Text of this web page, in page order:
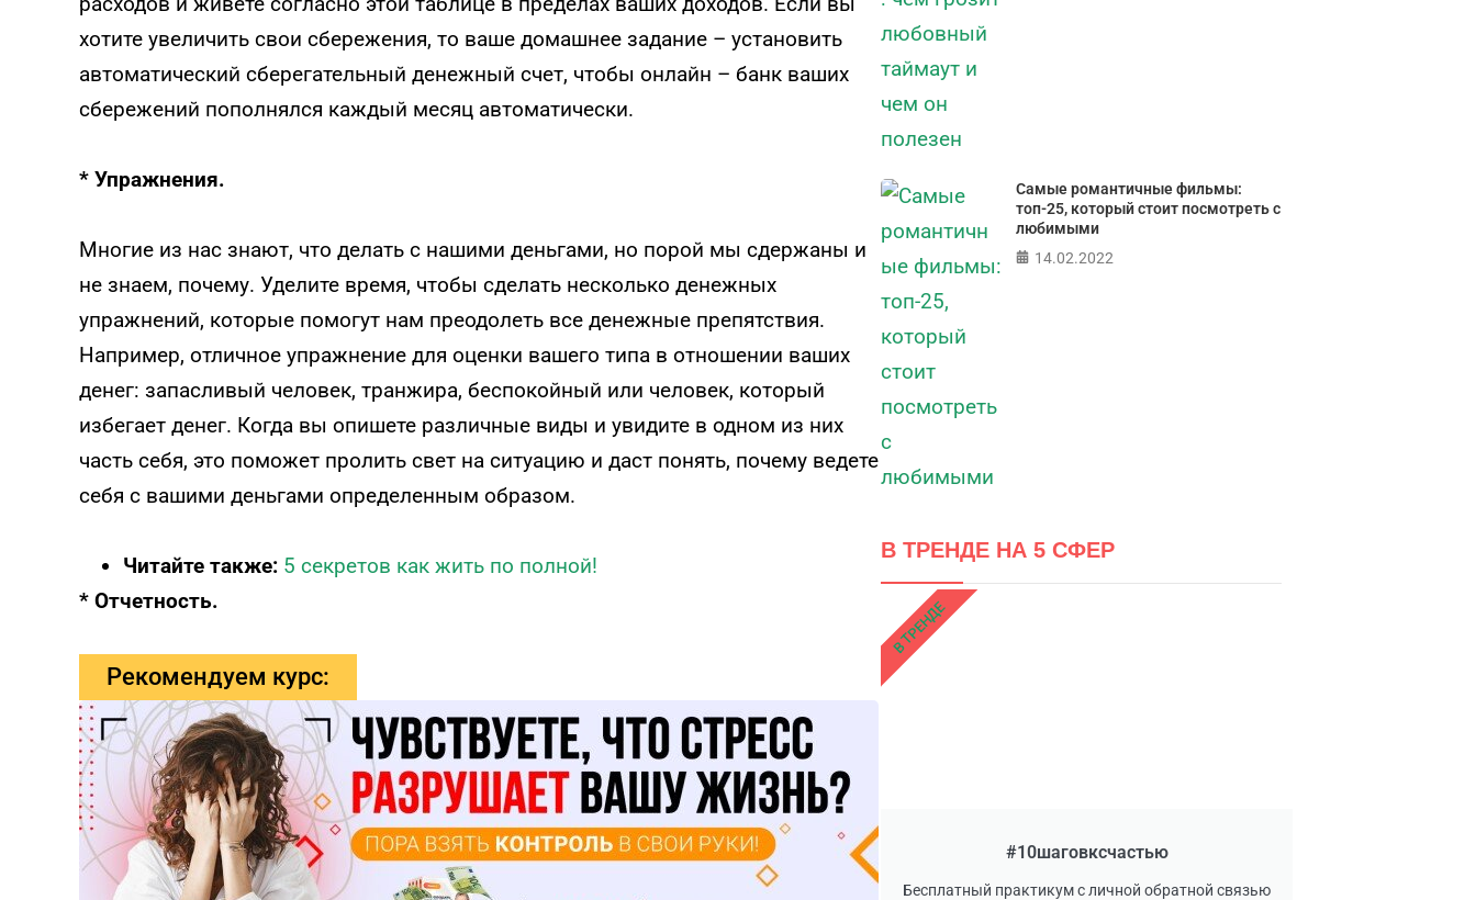
хотите увеличить свои сбережения, то ваше домашнее задание – установить
автоматический сберегательный денежный счет, чтобы онлайн – банк ваших
сбережений пополнялся каждый месяц автоматически.
* Упражнения.
Многие из нас знают, что делать с нашими деньгами, но порой мы сдержаны и
не знаем, почему. Уделите время, чтобы сделать несколько денежных
упражнений, которые помогут нам преодолеть все денежные препятствия.
Например, отличное упражнение для оценки вашего типа в отношении ваших
денег: запасливый человек, транжира, беспокойный или человек, который
избегает денег. Когда вы опишете различные виды и увидите в одном из них
часть себя, это поможет пролить свет на ситуацию и даст понять, почему ведете
себя с вашими деньгами определенным образом.
Читайте также: 5 секретов как жить по полной!
* Отчетность.
Рекомендуем курс:
Самые романтичные фильмы:
топ-25, который стоит посмотреть с
любимыми
14.02.2022
В ТРЕНДЕ НА 5 СФЕР
#10шаговксчастью
Бесплатный практикум с личной обратной связью
В ТРЕНДЕ